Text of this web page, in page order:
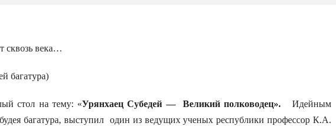
сквозь века…
багатура)
стол на тему: «Урянхаец Субедей — Великий полководец». Идейным
багатура, выступил один из ведущих ученых республики профессор К.А.